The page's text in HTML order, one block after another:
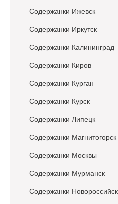
Содержанки Ижевск
Содержанки Иркутск
Содержанки Калининград
Содержанки Киров
Содержанки Курган
Содержанки Курск
Содержанки Липецк
Содержанки Магнитогорск
Содержанки Москвы
Содержанки Мурманск
Содержанки Новороссийск